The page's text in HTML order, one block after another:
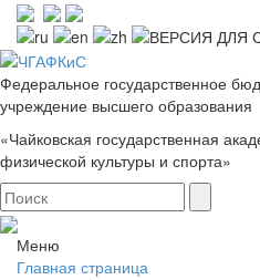
Федеральное государственное
учреждение высшего образования
«Чайковская государственная
физической культуры и спорта»
Меню
Главная страница